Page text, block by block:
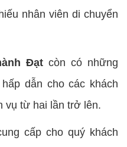
nhân viên di chuyển
Đạt còn có những
dẫn cho các khách
vụ từ hai lần trở lên.
cấp cho quý khách